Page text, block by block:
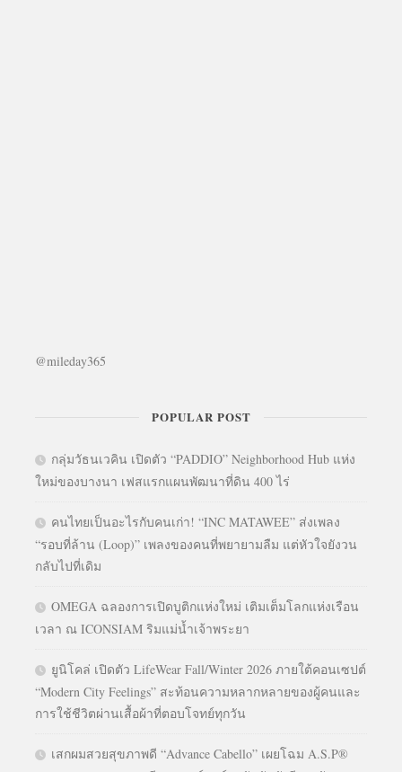
@mileday365
POPULAR POST
กลุ่มวัธนเวคิน เปิดตัว “PADDIO” Neighborhood Hub แห่ง
ใหม่ของบางนา เฟสแรกแผนพัฒนาที่ดิน 400 ไร่
คนไทยเป็นอะไรกับคนเก่า! “INC MATAWEE” ส่งเพลง
“รอบที่ล้าน (Loop)” เพลงของคนที่พยายามลืม แต่หัวใจยังวน
กลับไปที่เดิม
OMEGA ฉลองการเปิดบูติกแห่งใหม่ เติมเต็มโลกแห่งเรือน
เวลา ณ ICONSIAM ริมแม่น้ำเจ้าพระยา
ยูนิโคล่ เปิดตัว LifeWear Fall/Winter 2026 ภายใต้คอนเซปต์
“Modern City Feelings” สะท้อนความหลากหลายของผู้คนและ
การใช้ชีวิตผ่านเสื้อผ้าที่ตอบโจทย์ทุกวัน
เสกผมสวยสุขภาพดี “Advance Cabello” เผยโฉม A.S.P®